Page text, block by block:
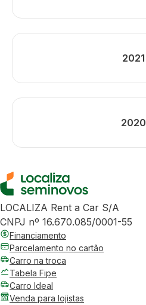
2021
2020
LOCALIZA Rent a Car S/A
CNPJ nº 16.670.085/0001-55
Financiamento
Parcelamento no cartão
Carro na troca
Tabela Fipe
Carro Ideal
Venda para lojistas